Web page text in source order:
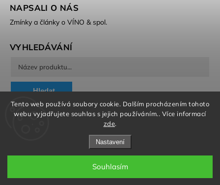
Tento web používá soubory cookie. Dalším procházením tohoto
webu vyjadřujete souhlas s jejich používáním.. Více informací
zde.
Nastavení
Souhlasím
NAPSALI O NÁS
Zmínky a články o VÍNO & spol.
VYHLEDÁVÁNÍ
Hledat